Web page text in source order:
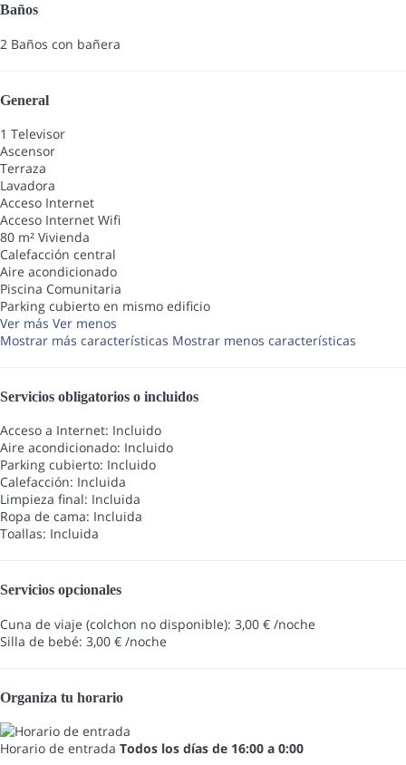
Baños
2 Baños con bañera
General
1 Televisor
Ascensor
Terraza
Lavadora
Acceso Internet
Acceso Internet Wifi
80 m² Vivienda
Calefacción central
Aire acondicionado
Piscina Comunitaria
Parking cubierto en mismo edificio
Ver más Ver menos
Mostrar más características Mostrar menos características
Servicios obligatorios o incluidos
Acceso a Internet: Incluido
Aire acondicionado: Incluido
Parking cubierto: Incluido
Calefacción: Incluida
Limpieza final: Incluida
Ropa de cama: Incluida
Toallas: Incluida
Servicios opcionales
Cuna de viaje (colchon no disponible): 3,00 € /noche
Silla de bebé: 3,00 € /noche
Organiza tu horario
Horario de entrada Todos los días de 16:00 a 0:00